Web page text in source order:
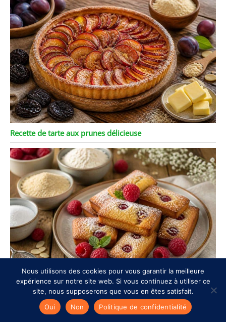
Recette de tarte aux prunes délicieuse
Financiers aux framboises : la recette gourmande et facile
Nous utilisons des cookies pour vous garantir la meilleure
expérience sur notre site web. Si vous continuez à utiliser ce
site, nous supposerons que vous en êtes satisfait.
Oui
Non Politique de confidentialité